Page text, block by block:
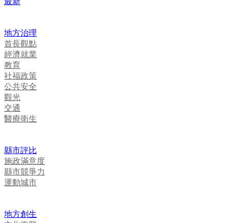
地方治理
首長觀點
經濟就業
教育
社福政策
公共安全
觀光
交通
醫療衛生
縣市評比
施政滿意度
縣市競爭力
運動城市
地方創生